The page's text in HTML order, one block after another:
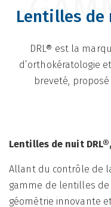
Lentilles de
DRL® est la
d’orthokératologie
breveté,
Lentilles de nuit
Allant du contrôle de
gamme de lentilles de
géométrie innovante